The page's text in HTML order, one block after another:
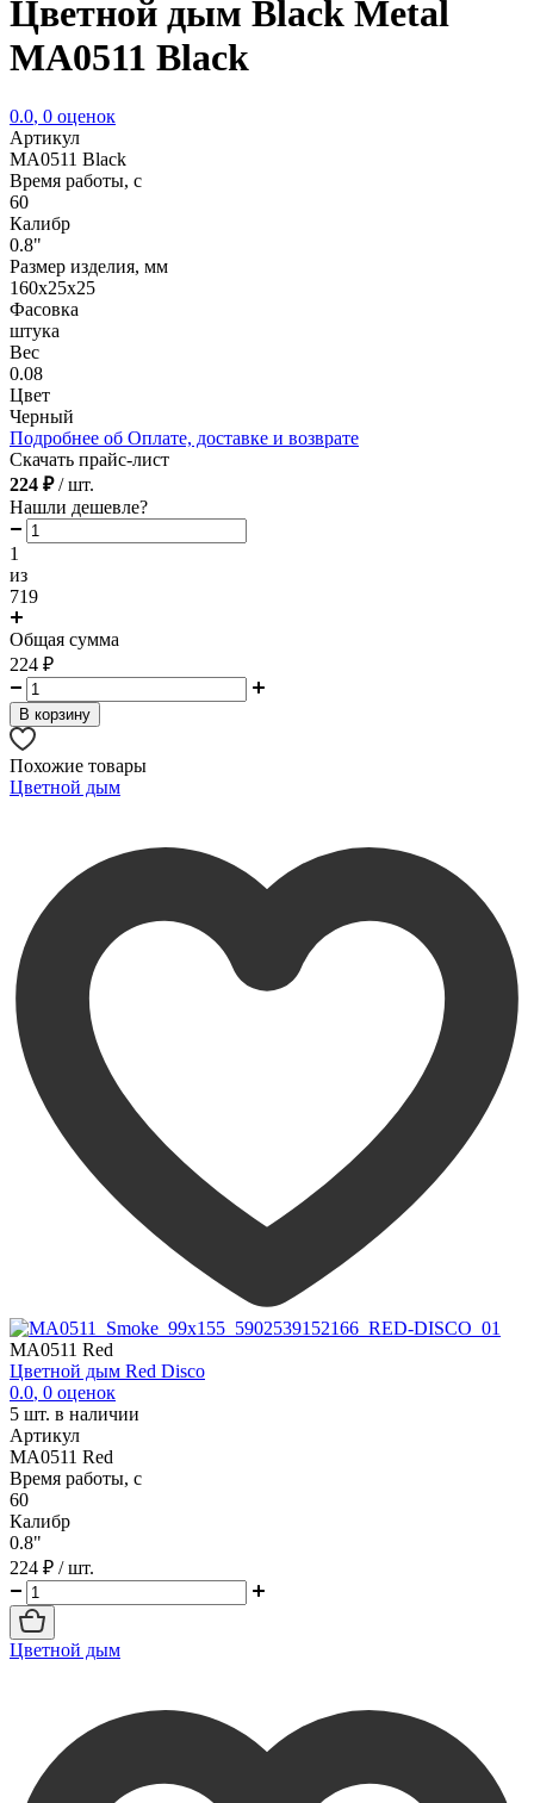
Цветной дым Black Metal
MA0511 Black
0.0, 0 оценок
Артикул
MA0511 Black
Время работы, с
60
Калибр
0.8"
Размер изделия, мм
160х25х25
Фасовка
штука
Вес
0.08
Цвет
Черный
Подробнее об Оплате, доставке и возврате
Скачать прайс-лист
224 ₽ / шт.
Нашли дешевле?
1
из
719
Общая сумма
224 ₽
В корзину
Похожие товары
Цветной дым
MA0511 Red
Цветной дым Red Disco
0.0, 0 оценок
5 шт. в наличии
Артикул
MA0511 Red
Время работы, с
60
Калибр
0.8"
224 ₽ / шт.
Цветной дым